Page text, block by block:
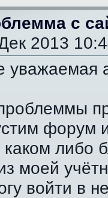
с
2013
уважаемая
форум
либо
моей
войти в